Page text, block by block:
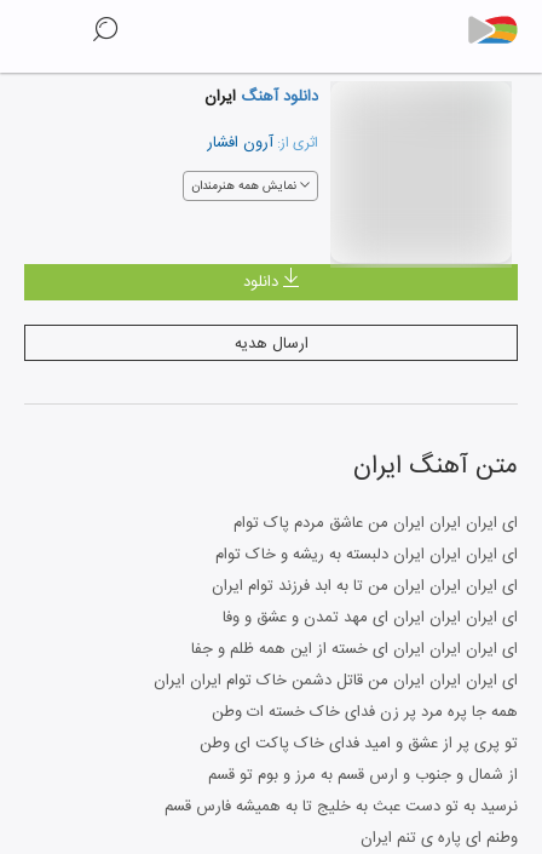
دانلود آهنگ ایران
اثری از: آرون افشار
نمایش همه هنرمندان
دانلود
ارسال هدیه
متن آهنگ ایران
ای ایران ایران ایران من عاشق مردم پاک توام
ای ایران ایران ایران دلبسته به ریشه و خاک توام
ای ایران ایران ایران من تا به ابد فرزند توام ایران
ای ایران ایران ایران ای مهد تمدن و عشق و وفا
ای ایران ایران ایران ای خسته از این همه ظلم و جفا
ای ایران ایران ایران من قاتل دشمن خاک توام ایران ایران
همه جا پره مرد پر زن فدای خاک خسته ات وطن
تو پری پر از عشق و امید فدای خاک پاکت ای وطن
از شمال و جنوب و ارس قسم به مرز و بوم تو قسم
نرسید به تو دست عبث به خلیج تا به همیشه فارس قسم
وطنم ای پاره ی تنم ایران